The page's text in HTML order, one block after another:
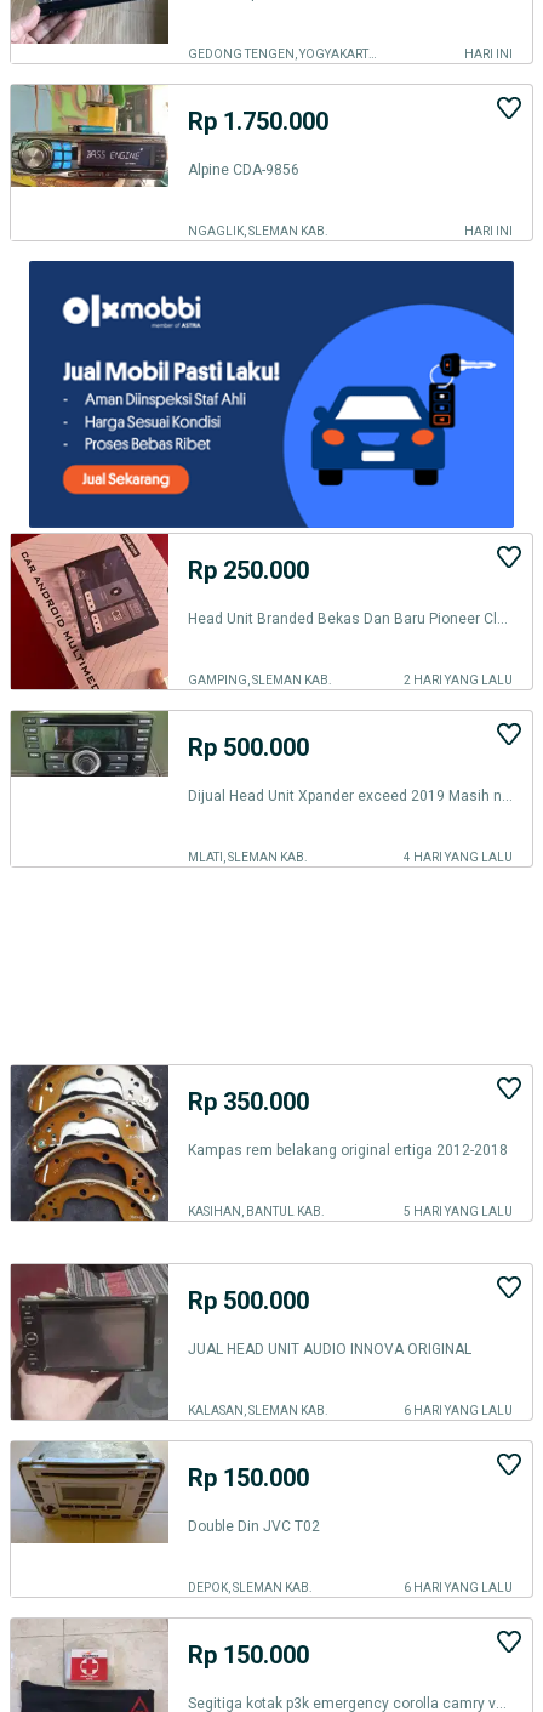
GEDONG TENGEN, YOGYAKARTA KOTA HARI INI
Rp 1.750.000
Alpine CDA-9856
NGAGLIK, SLEMAN KAB. HARI INI
Rp 250.000
GAMPING, SLEMAN KAB. 2 HARI YANG LALU
Rp 500.000
MLATI, SLEMAN KAB. 4 HARI YANG LALU
Rp 350.000
Kampas rem belakang original ertiga 2012-2018
KASIHAN, BANTUL KAB. 5 HARI YANG LALU
Rp 500.000
JUAL HEAD UNIT AUDIO INNOVA ORIGINAL
KALASAN, SLEMAN KAB. 6 HARI YANG LALU
Rp 150.000
Double Din JVC T02
DEPOK, SLEMAN KAB. 6 HARI YANG LALU
Rp 150.000